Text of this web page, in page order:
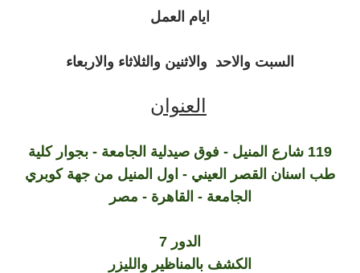
ايام العمل
السبت والاحد والاثنين والثلاثاء والاربعاء
العنوان
119 شارع المنيل - فوق صيدلية الجامعة - بجوار كلية
طب اسنان القصر العيني - اول المنيل من جهة كوبري
الجامعة - القاهرة - مصر
الدور 7
الكشف بالمناظير والليزر